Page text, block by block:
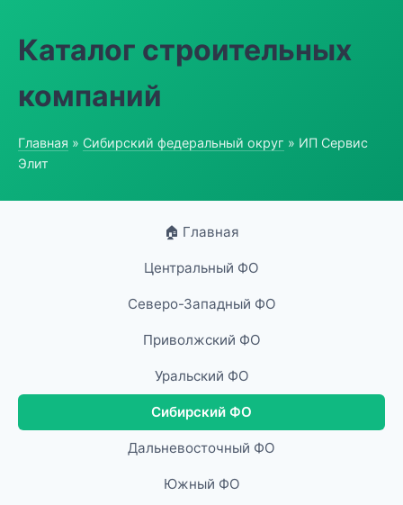
Каталог строительных
компаний
Главная » Сибирский федеральный округ » ИП Сервис
Элит
🏠 Главная
Центральный ФО
Северо-Западный ФО
Приволжский ФО
Уральский ФО
Сибирский ФО
Дальневосточный ФО
Южный ФО